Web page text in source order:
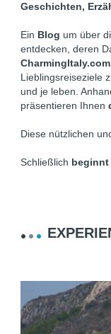
Geschichten,
Ein Blog um über
entdecken, deren
Lieblingsreiseziele
und je leben.
präsentieren Ihnen
Diese nützlichen
Schließlich beginnt